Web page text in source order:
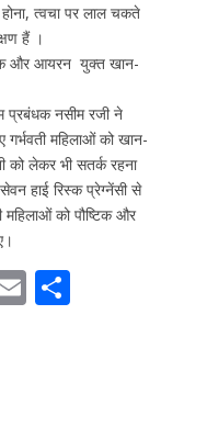
त्वचा पर लाल चकते
हैं ।
और आयरन युक्त खान-
प्रबंधक नसीम रजी ने
गर्भवती महिलाओं को खान-
को लेकर भी सतर्क रहना
हाई रिस्क प्रेग्नेंसी से
महिलाओं को पौष्टिक और
E
m
S